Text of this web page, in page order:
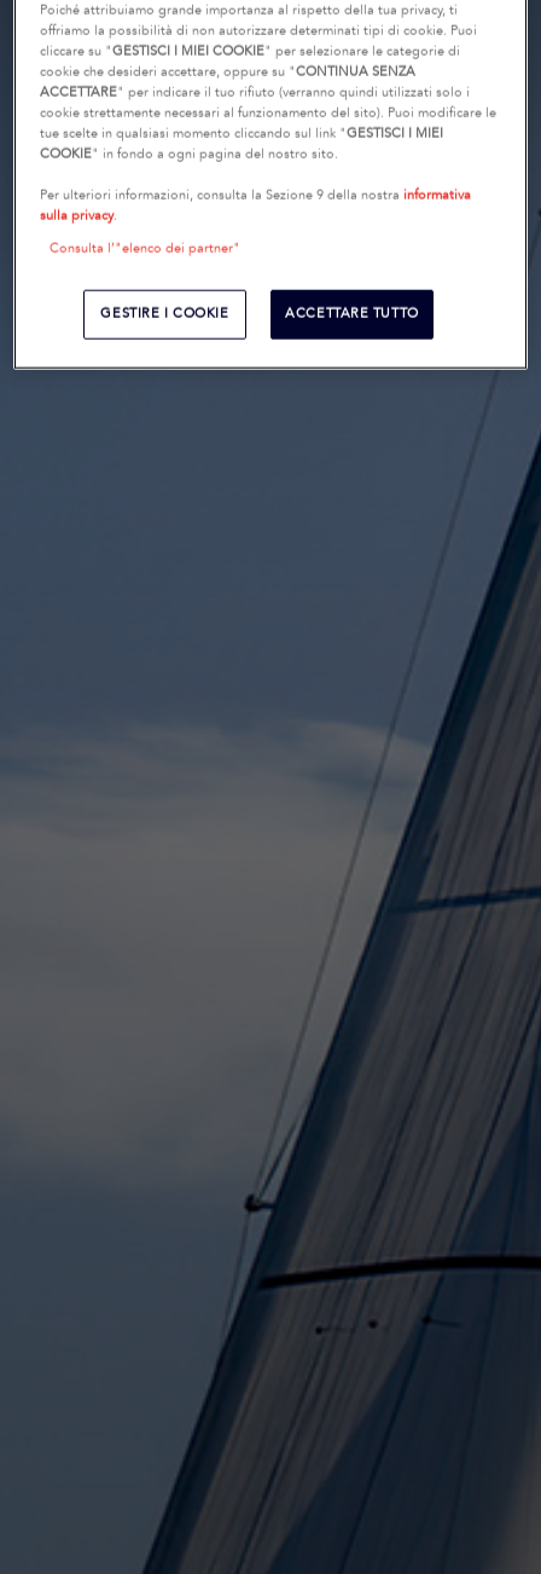
Poiché attribuiamo grande importanza al rispetto della tua privacy, ti
offriamo la possibilità di non autorizzare determinati tipi di cookie. Puoi
cliccare su "GESTISCI I MIEI COOKIE" per selezionare le categorie di
cookie che desideri accettare, oppure su "CONTINUA SENZA
ACCETTARE" per indicare il tuo rifiuto (verranno quindi utilizzati solo i
cookie strettamente necessari al funzionamento del sito). Puoi modificare le
tue scelte in qualsiasi momento cliccando sul link "GESTISCI I MIEI
COOKIE" in fondo a ogni pagina del nostro sito.
Per ulteriori informazioni, consulta la Sezione 9 della nostra informativa
sulla privacy.
Consulta l’"elenco dei partner"
GESTIRE I COOKIE ACCETTARE TUTTO